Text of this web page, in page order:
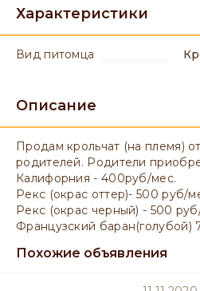
Характеристики
вид питомца
Описание
Продам крольчат (на племя)
родителей. Родители
Калифорния - 400руб/мес.
Рекс (окрас оттер)- 500 руб/
Рекс (окрас черный) - 500
Французский баран(голубой)
Похожие объявления